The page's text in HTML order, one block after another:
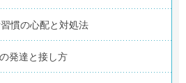
慣の心配と対処法
発達と接し方